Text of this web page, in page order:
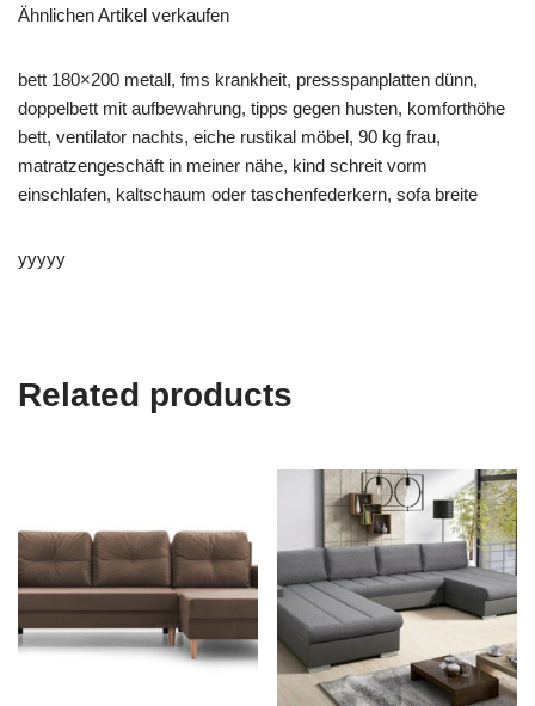
Ähnlichen Artikel verkaufen
bett 180×200 metall, fms krankheit, pressspanplatten dünn,
doppelbett mit aufbewahrung, tipps gegen husten, komforthöhe
bett, ventilator nachts, eiche rustikal möbel, 90 kg frau,
matratzengeschäft in meiner nähe, kind schreit vorm
einschlafen, kaltschaum oder taschenfederkern, sofa breite
yyyyy
Related products